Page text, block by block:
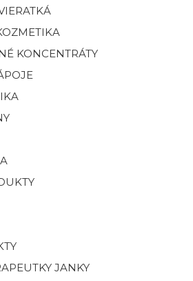
KONCENTRÁTY
JANKY